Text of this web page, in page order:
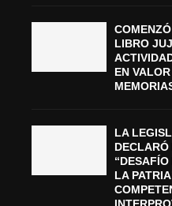
LIBRO
EN
LA
DECLARÓ
“DESAFÍO
LA